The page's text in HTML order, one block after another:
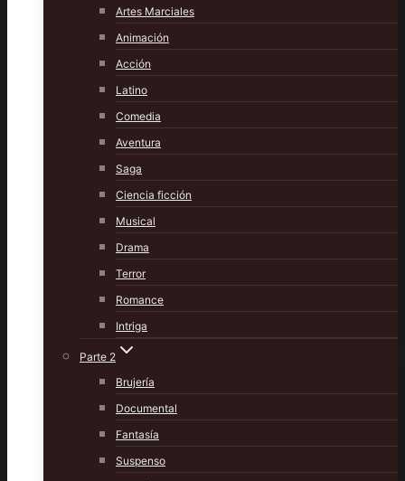
Artes Marciales
Animación
Acción
Latino
Comedia
Aventura
Saga
Ciencia ficción
Musical
Drama
Terror
Romance
Intriga
Parte 2
Brujería
Documental
Fantasía
Suspenso